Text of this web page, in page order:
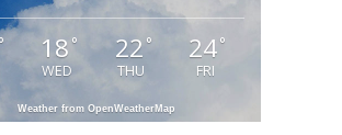
° 18 °
WED
22°
THU
24°
FRI
Weather from OpenWeatherMap